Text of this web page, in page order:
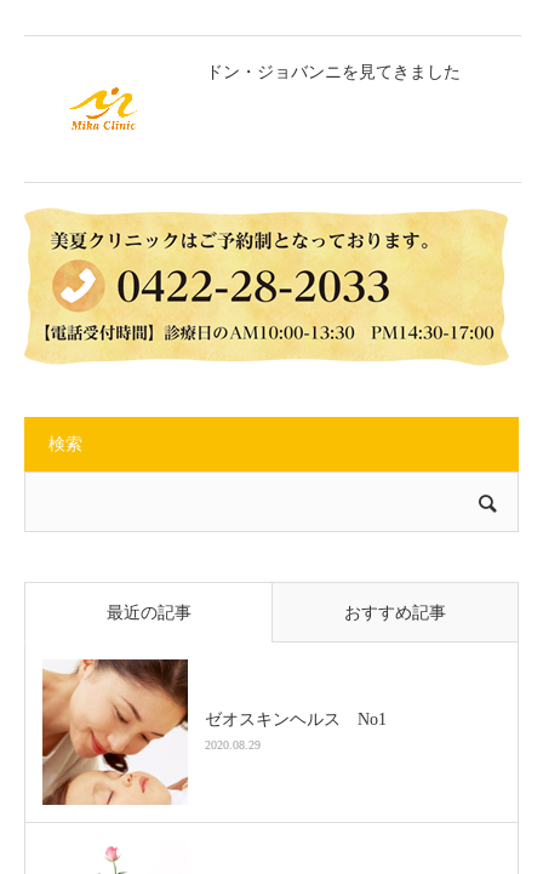
ドン・ジョバンニを見てきました
検索
最近の記事 おすすめ記事
ゼオスキンヘルス No1
2020.08.29